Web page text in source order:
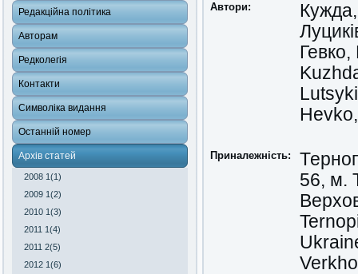
Редакційна політика
Авторам
Редколегія
Контакти
Символіка видання
Останній номер
Архів статей
2008 1(1)
2009 1(2)
2010 1(3)
2011 1(4)
2011 2(5)
2012 1(6)
Автори:
Приналежність:
56, м.